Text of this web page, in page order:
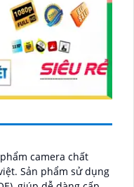
phẩm camera chất